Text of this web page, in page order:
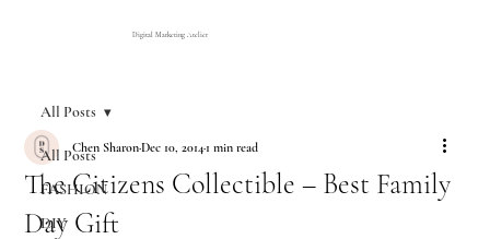
Digital Marketing Atelier
All Posts
FASHION
DIY
All Posts
The Citizens Collectible – Best Family
Day Gift
Chen SharonDec 10, 20141 min read